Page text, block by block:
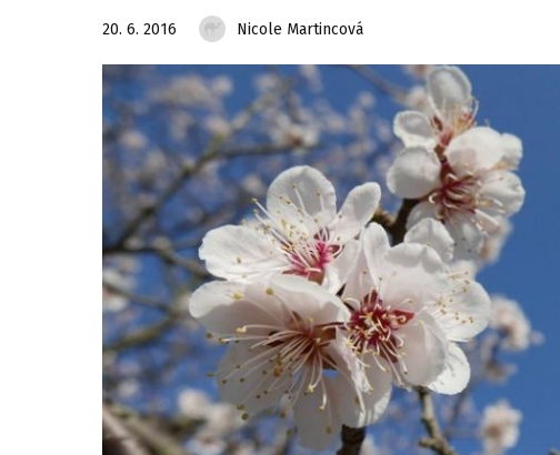
20. 6. 2016 Nicole Martincová